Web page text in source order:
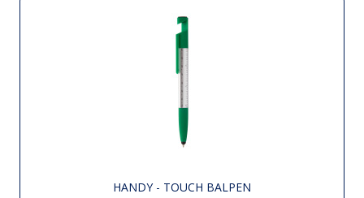
HANDY - TOUCH BALPEN